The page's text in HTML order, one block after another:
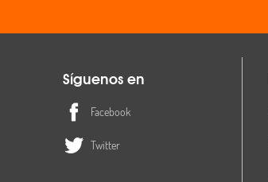
Síguenos en
Facebook
Twitter